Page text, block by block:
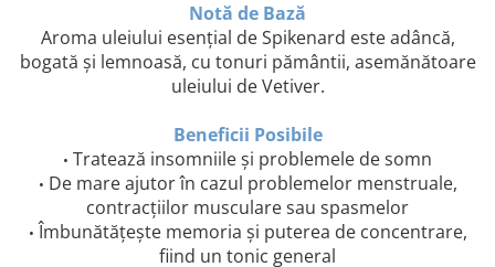
Notă de Bază
Aroma uleiului esențial de Spikenard este adâncă,
bogată și lemnoasă, cu tonuri pământii, asemănătoare
uleiului de Vetiver.
Beneficii Posibile
• Tratează insomniile și problemele de somn
• De mare ajutor în cazul problemelor menstruale,
contracțiilor musculare sau spasmelor
• Îmbunătățește memoria și puterea de concentrare,
fiind un tonic general